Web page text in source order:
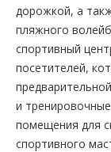
дорожкой, а
пляжного
спортивный
посетителей,
и
помещения для
спортивного